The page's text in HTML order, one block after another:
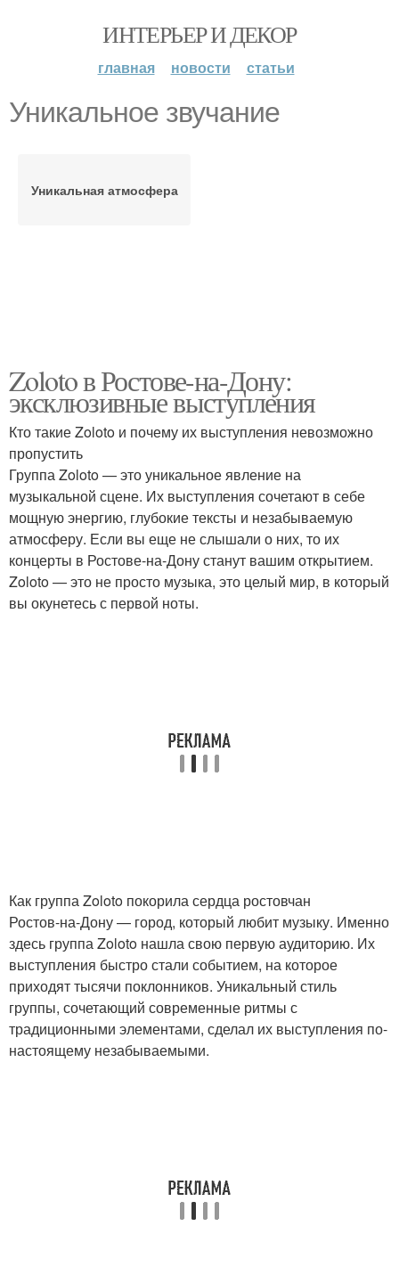
ИНТЕРЬЕР И ДЕКОР
главная новости статьи
Уникальное звучание
Уникальная атмосфера
Zoloto в Ростове-на-Дону:
эксклюзивные выступления
Кто такие Zoloto и почему их выступления невозможно
пропустить
Группа Zoloto — это уникальное явление на
музыкальной сцене. Их выступления сочетают в себе
мощную энергию, глубокие тексты и незабываемую
атмосферу. Если вы еще не слышали о них, то их
концерты в Ростове-на-Дону станут вашим открытием.
Zoloto — это не просто музыка, это целый мир, в который
вы окунетесь с первой ноты.
Как группа Zoloto покорила сердца ростовчан
Ростов-на-Дону — город, который любит музыку. Именно
здесь группа Zoloto нашла свою первую аудиторию. Их
выступления быстро стали событием, на которое
приходят тысячи поклонников. Уникальный стиль
группы, сочетающий современные ритмы с
традиционными элементами, сделал их выступления по-
настоящему незабываемыми.